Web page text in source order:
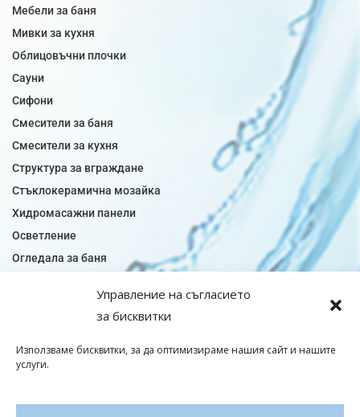
Управление на съгласието
за бисквитки
Използваме бисквитки, за да оптимизираме нашия сайт и нашите
услуги.
Мебели за баня
Мивки за кухня
Облицовъчни плочки
Сауни
Сифони
Смесители за баня
Смесители за кухня
Структура за вграждане
Стъклокерамична мозайка
Хидромасажни панели
Осветление
Огледала за баня
Плочки за кухня
Подови лентова сифони
Подови плочки